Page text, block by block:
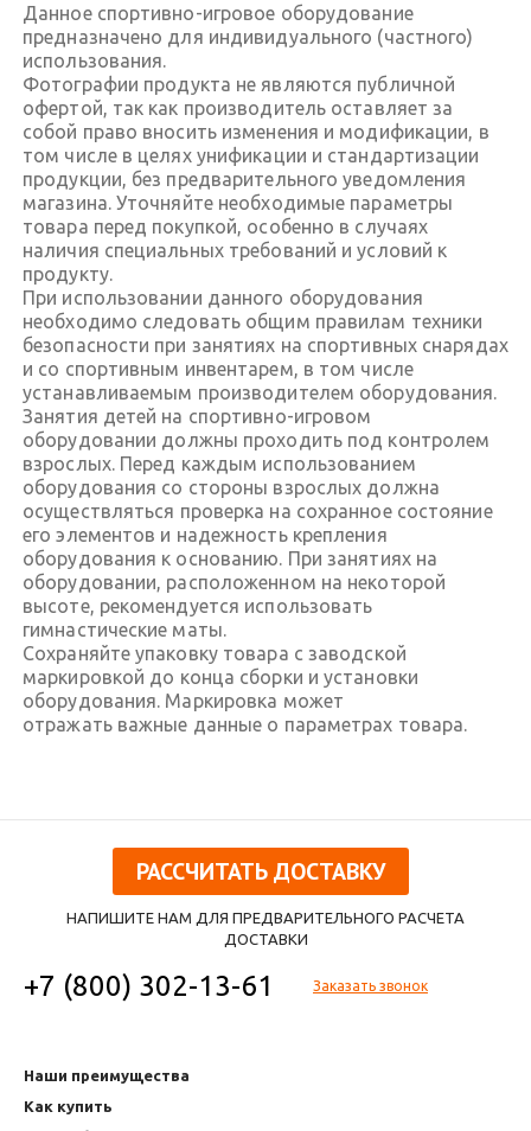
Данное спортивно-игровое оборудование
предназначено для индивидуального (частного)
использования.
Фотографии продукта не являются публичной
офертой, так как производитель оставляет за
собой право вносить изменения и модификации, в
том числе в целях унификации и стандартизации
продукции, без предварительного уведомления
магазина. Уточняйте необходимые параметры
товара перед покупкой, особенно в случаях
наличия специальных требований и условий к
продукту.
При использовании данного оборудования
необходимо следовать общим правилам техники
безопасности при занятиях на спортивных снарядах
и со спортивным инвентарем, в том числе
устанавливаемым производителем оборудования.
Занятия детей на спортивно-игровом
оборудовании должны проходить под контролем
взрослых. Перед каждым использованием
оборудования со стороны взрослых должна
осуществляться проверка на сохранное состояние
его элементов и надежность крепления
оборудования к основанию. При занятиях на
оборудовании, расположенном на некоторой
высоте, рекомендуется использовать
гимнастические маты.
Сохраняйте упаковку товара с заводской
маркировкой до конца сборки и установки
оборудования. Маркировка может
отражать важные данные о параметрах товара.
РАССЧИТАТЬ ДОСТАВКУ
НАПИШИТЕ НАМ ДЛЯ ПРЕДВАРИТЕЛЬНОГО РАСЧЕТА
ДОСТАВКИ
+7 (800) 302-13-61 Заказать звонок
Наши преимущества
Как купить